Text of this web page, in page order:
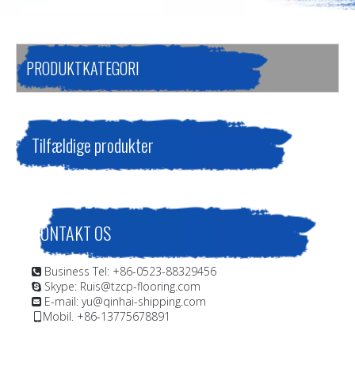
PRODUKTKATEGORI
Tilfældige produkter
KONTAKT OS
 Business Tel: +86-0523-88329456
 Skype: Ruis@tzcp-flooring.com
 E-mail: yu@qinhai-shipping.com
Mobil. +86-13775678891